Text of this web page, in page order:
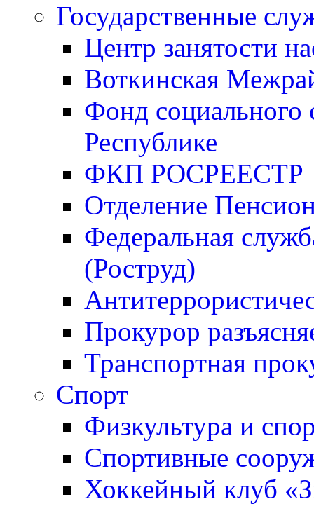
Государственные
Центр занятости
Воткинская
Фонд социального
Республике
ФКП РОСРЕЕСТР
Отделение
Федеральная
(Роструд)
Прокурор
Транспортная
Спорт
Физкультура и
Спортивные
Хоккейный клуб